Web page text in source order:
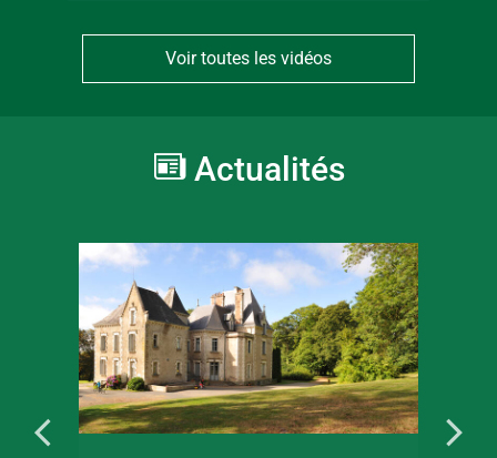
Voir toutes les vidéos
Actualités